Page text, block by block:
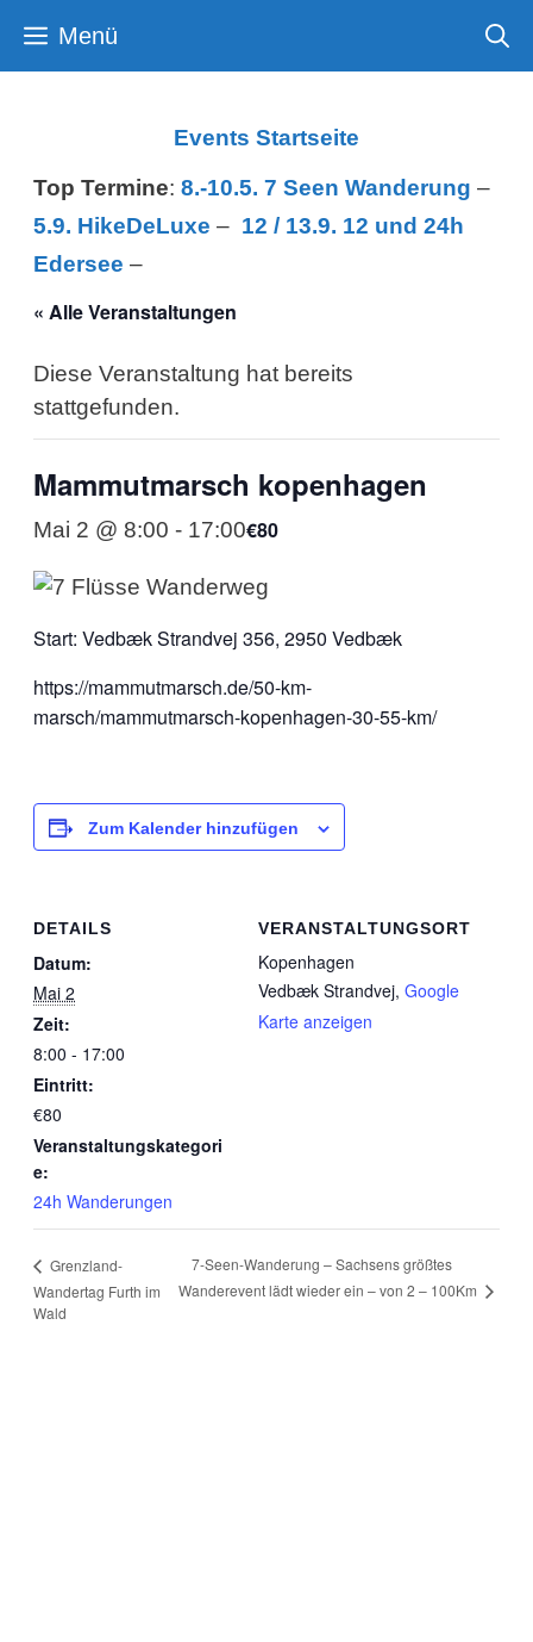
Inhalt Menü
Events Startseite
Top Termine: 8.-10.5. 7 Seen Wanderung –
5.9. HikeDeLuxe – 12 / 13.9. 12 und 24h
Edersee –
« Alle Veranstaltungen
Diese Veranstaltung hat bereits
stattgefunden.
Mammutmarsch kopenhagen
Mai 2 @ 8:00 - 17:00€80
Start: Vedbæk Strandvej 356, 2950 Vedbæk
https://mammutmarsch.de/50-km-
marsch/mammutmarsch-kopenhagen-30-55-km/
Zum Kalender hinzufügen
DETAILS
Datum:
Mai 2
Zeit:
8:00 - 17:00
Eintritt:
€80
Veranstaltungskategori
e:
24h Wanderungen
VERANSTALTUNGSORT
Kopenhagen
Vedbæk Strandvej, Google
Karte anzeigen
Grenzland-
Wandertag Furth im
Wald
7-Seen-Wanderung – Sachsens größtes
Wanderevent lädt wieder ein – von 2 – 100Km